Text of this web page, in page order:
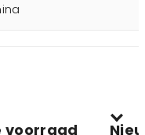
voorraad